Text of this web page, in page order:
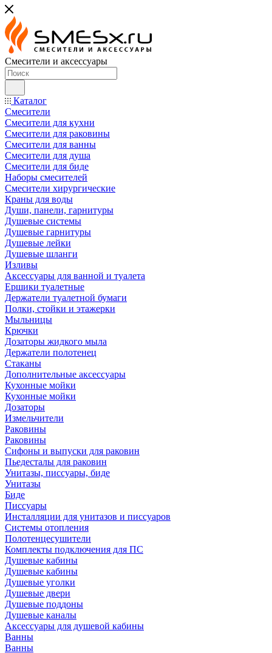
Смесители и аксессуары
Каталог
Смесители
Смесители для кухни
Смесители для раковины
Смесители для ванны
Смесители для душа
Смесители для биде
Наборы смесителей
Смесители хирургические
Краны для воды
Души, панели, гарнитуры
Душевые системы
Душевые гарнитуры
Душевые лейки
Душевые шланги
Изливы
Аксессуары для ванной и туалета
Ершики туалетные
Держатели туалетной бумаги
Полки, стойки и этажерки
Мыльницы
Крючки
Дозаторы жидкого мыла
Держатели полотенец
Стаканы
Дополнительные аксессуары
Кухонные мойки
Кухонные мойки
Дозаторы
Измельчители
Раковины
Раковины
Сифоны и выпуски для раковин
Пьедесталы для раковин
Унитазы, писсуары, биде
Унитазы
Биде
Писсуары
Инсталляции для унитазов и писсуаров
Системы отопления
Полотенцесушители
Комплекты подключения для ПС
Душевые кабины
Душевые кабины
Душевые уголки
Душевые двери
Душевые поддоны
Душевые каналы
Аксессуары для душевой кабины
Ванны
Ванны